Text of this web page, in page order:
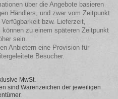
über die Angebote basieren
Händlers, und zwar vom Zeitpunkt
bzw. Lieferzeit,
zu einem späteren Zeitpunkt
sein.
Anbietern eine Provision für
Besucher.
MwSt.
sind Warenzeichen der jeweiligen